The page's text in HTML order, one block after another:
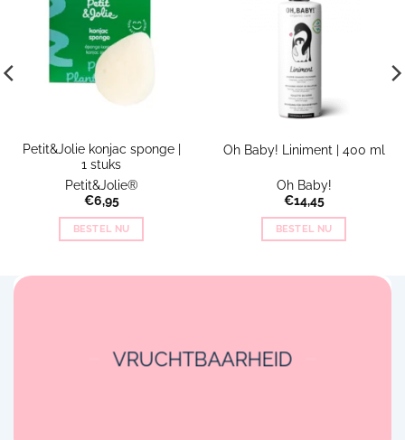
Petit&Jolie konjac sponge |
1 stuks
Petit&Jolie®
€6,95
BESTEL NU
Oh Baby! Liniment | 400 ml
Oh Baby!
€14,45
BESTEL NU
VRUCHTBAARHEID